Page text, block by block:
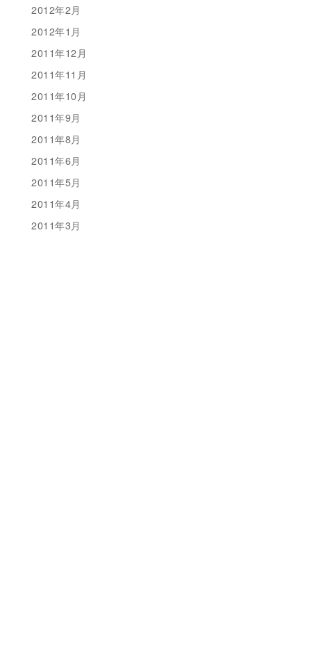
2012年2月
2012年1月
2011年12月
2011年11月
2011年10月
2011年9月
2011年8月
2011年6月
2011年5月
2011年4月
2011年3月